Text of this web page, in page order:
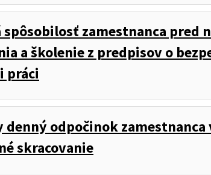
spôsobilosť zamestnanca pred
a školenie z predpisov o
práci
denný odpočinok zamestnanca
skracovanie